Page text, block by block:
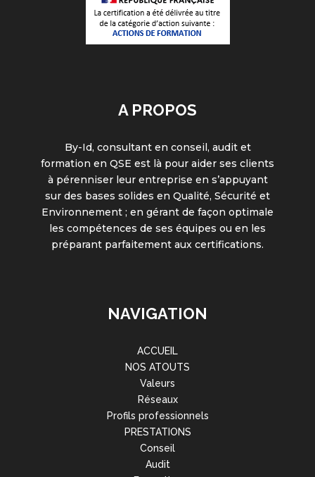
A PROPOS
By-Id, consultant en conseil, audit et
formation en QSE est là pour aider ses clients
à pérenniser leur entreprise en s’appuyant
sur des bases solides en Qualité, Sécurité et
Environnement ; en gérant de façon optimale
les compétences de ses équipes ou en les
préparant parfaitement aux certifications.
NAVIGATION
ACCUEIL
NOS ATOUTS
Valeurs
Réseaux
Profils professionnels
PRESTATIONS
Conseil
Audit